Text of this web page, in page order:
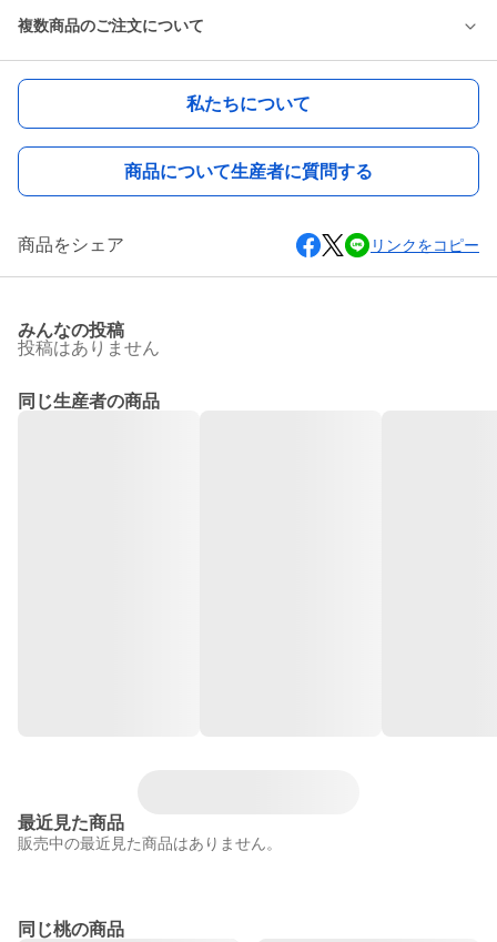
複数商品のご注文について
私たちについて
商品について生産者に質問する
商品をシェア リンクをコピー
みんなの投稿
投稿はありません
同じ生産者の商品
最近見た商品
販売中の最近見た商品はありません。
同じ桃の商品